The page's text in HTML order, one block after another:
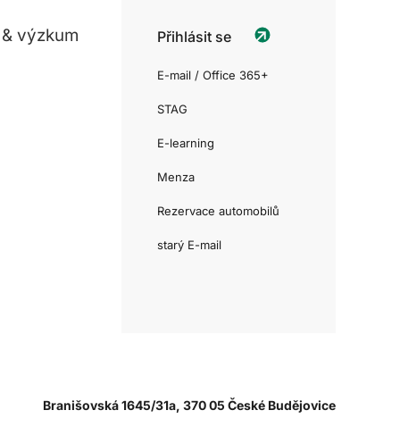
výzkum Přihlásit se
E-mail / Office 365+
STAG
E-learning
Menza
Rezervace automobilů
starý E-mail
Branišovská 1645/31a, 370 05 České Budějovice